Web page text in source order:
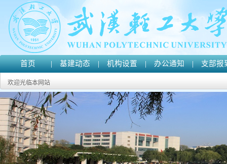
首页 | 基建动态 | 机构设置 | 办公通知 | 支部报
欢迎光临本网站